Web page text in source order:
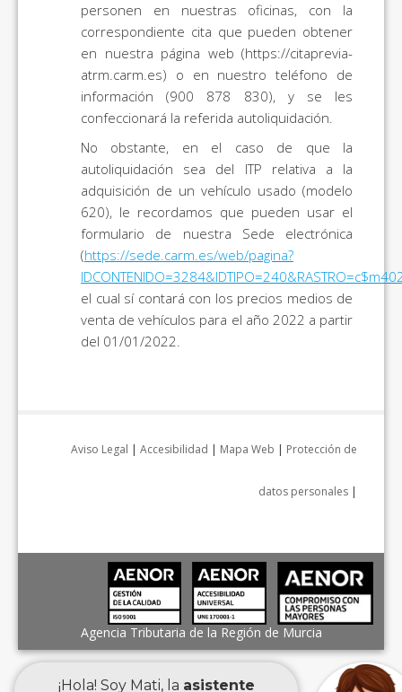
personen en nuestras oficinas, con la
correspondiente cita que pueden obtener
en nuestra página web (https://citaprevia-
atrm.carm.es) o en nuestro teléfono de
información (900 878 830), y se les
confeccionará la referida autoliquidación.
No obstante, en el caso de que la
autoliquidación sea del ITP relativa a la
adquisición de un vehículo usado (modelo
620), le recordamos que pueden usar el
formulario de nuestra Sede electrónica
(https://sede.carm.es/web/pagina?
el cual sí contará con los precios medios de
venta de vehículos para el año 2022 a partir
del 01/01/2022.
Aviso Legal | Accesibilidad | Mapa Web | Protección de
datos personales |
Agencia Tributaria de la Región de Murcia